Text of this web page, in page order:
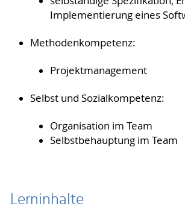
Implementierung eines
Methodenkompetenz:
Projektmanagement
Selbst und Sozialkompetenz:
Organisation im Team
Selbstbehauptung im Team
Lerninhalte